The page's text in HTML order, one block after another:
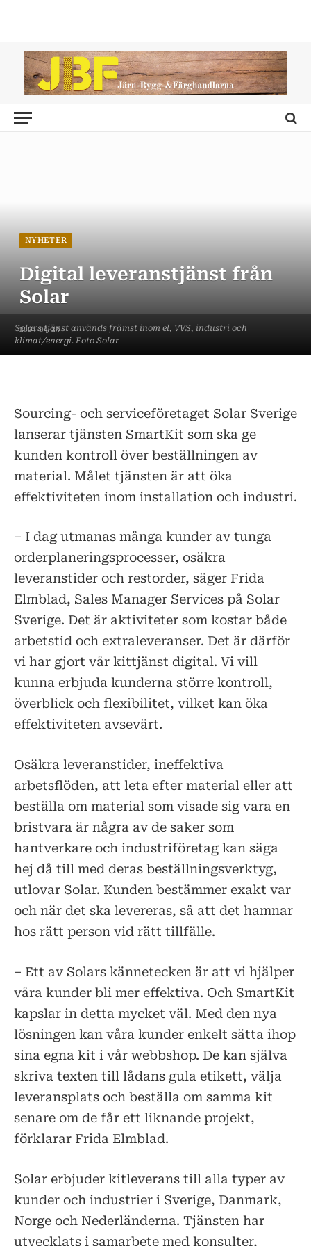
Solars tjänst används främst inom el, VVS, industri och
klimat/energi. Foto Solar
NYHETER
Digital leveranstjänst från
Solar
2024-04-23
Sourcing- och serviceföretaget Solar Sverige
lanserar tjänsten SmartKit som ska ge
kunden kontroll över beställningen av
material. Målet tjänsten är att öka
effektiviteten inom installation och industri.
– I dag utmanas många kunder av tunga
orderplaneringsprocesser, osäkra
leveranstider och restorder, säger Frida
Elmblad, Sales Manager Services på Solar
Sverige. Det är aktiviteter som kostar både
arbetstid och extraleveranser. Det är därför
vi har gjort vår kittjänst digital. Vi vill
kunna erbjuda kunderna större kontroll,
överblick och flexibilitet, vilket kan öka
effektiviteten avsevärt.
Osäkra leveranstider, ineffektiva
arbetsflöden, att leta efter material eller att
beställa om material som visade sig vara en
bristvara är några av de saker som
hantverkare och industriföretag kan säga
hej då till med deras beställningsverktyg,
utlovar Solar. Kunden bestämmer exakt var
och när det ska levereras, så att det hamnar
hos rätt person vid rätt tillfälle.
– Ett av Solars kännetecken är att vi hjälper
våra kunder bli mer effektiva. Och SmartKit
kapslar in detta mycket väl. Med den nya
lösningen kan våra kunder enkelt sätta ihop
sina egna kit i vår webbshop. De kan själva
skriva texten till lådans gula etikett, välja
leveransplats och beställa om samma kit
senare om de får ett liknande projekt,
förklarar Frida Elmblad.
Solar erbjuder kitleverans till alla typer av
kunder och industrier i Sverige, Danmark,
Norge och Nederländerna. Tjänsten har
utvecklats i samarbete med konsulter,